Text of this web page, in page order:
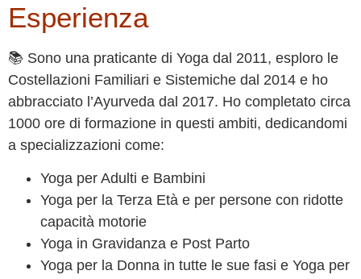
Esperienza
📚 Sono una praticante di Yoga dal 2011, esploro le
Costellazioni Familiari e Sistemiche dal 2014 e ho
abbracciato l’Ayurveda dal 2017. Ho completato circa
1000 ore di formazione in questi ambiti, dedicandomi
a specializzazioni come:
Yoga per Adulti e Bambini
Yoga per la Terza Età e per persone con ridotte
capacità motorie
Yoga in Gravidanza e Post Parto
Yoga per la Donna in tutte le sue fasi e Yoga per